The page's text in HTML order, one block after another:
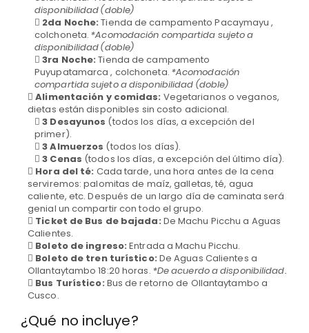
disponibilidad (doble)
2da Noche: Tienda de campamento Pacaymayu ,
colchoneta.*Acomodación compartida sujeto a
disponibilidad (doble)
3ra Noche: Tienda de campamento
Puyupatamarca , colchoneta. *Acomodación
compartida sujeto a disponibilidad (doble)
Alimentación y comidas: Vegetarianos o veganos,
dietas están disponibles sin costo adicional.
3 Desayunos (todos los días, a excepción del
primer).
3 Almuerzos (todos los días).
3 Cenas (todos los días, a excepción del último día).
Hora del té: Cada tarde, una hora antes de la cena
serviremos: palomitas de maíz, galletas, té, agua
caliente, etc. Después de un largo día de caminata será
genial un compartir con todo el grupo.
Ticket de Bus de bajada: De Machu Picchu a Aguas
Calientes.
Boleto de ingreso: Entrada a Machu Picchu.
Boleto de tren turístico: De Aguas Calientes a
Ollantaytambo 18:20 horas. *De acuerdo a disponibilidad.
Bus Turístico: Bus de retorno de Ollantaytambo a
Cusco.
¿Qué no incluye?